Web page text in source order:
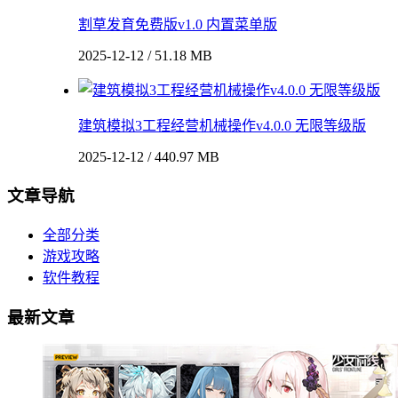
割草发育免费版v1.0 内置菜单版
2025-12-12 / 51.18 MB
建筑模拟3工程经营机械操作v4.0.0 无限等级版
2025-12-12 / 440.97 MB
文章导航
全部分类
游戏攻略
软件教程
最新文章